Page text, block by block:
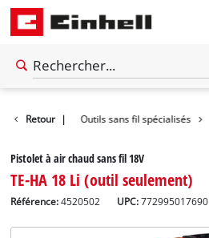
Retour |
électriques Outils sans fil spécialisés
Pistolet à air chaud sans fil 18V
TE-HA 18 Li (outil seulement)
Référence: 4520502 UPC:772995017690